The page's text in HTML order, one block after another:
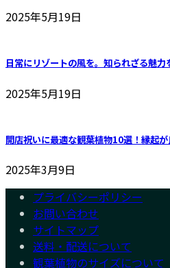
2025年5月19日
日常にリゾートの風を。知られざる魅力
2025年5月19日
開店祝いに最適な観葉植物10選！縁起
2025年3月9日
プライバシーポリシー
お問い合わせ
サイトマップ
送料・配送について
観葉植物のサイズについて